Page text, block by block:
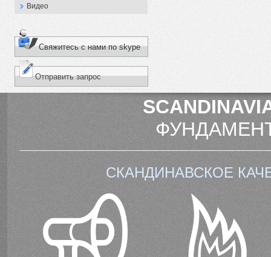
Видео
Свяжитесь с нами по skype
Отправить запрос
СКАНДИНАВСКОЕ